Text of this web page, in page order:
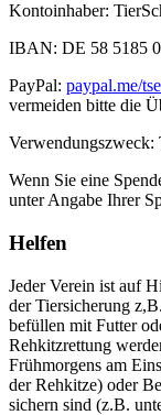
Kontoinhaber:
IBAN: DE 58 5185
PayPal: paypal.me/
vermeiden bitte die
Verwendungszweck:
Wenn Sie eine
unter Angabe Ihrer
Helfen
Jeder Verein ist auf
der Tiersicherung
befüllen mit Futter
Rehkitzrettung
Frühmorgens am
der Rehkitze) oder
sichern sind (z.B.